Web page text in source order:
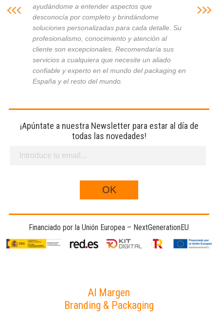
ayudándome a entender aspectos que
desconocía por completo y brindándome
soluciones personalizadas para cada detalle. Su
profesionalismo, conocimiento y atención al
cliente son excepcionales. Recomendaría sus
servicios a cualquiera que necesite un aliado
confiable y experto en el mundo del packaging en
España y el resto del mundo.
¡Apúntate a nuestra Newsletter para estar al día de
todas las novedades!
Financiado por la Unión Europea – NextGenerationEU
Al Margen
Branding & Packaging